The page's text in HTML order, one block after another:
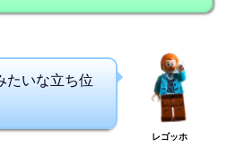
たいな立ち位
レゴッホ